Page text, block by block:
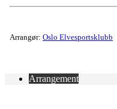
Arrangør: Oslo Elvesportsklubb
Arrangement